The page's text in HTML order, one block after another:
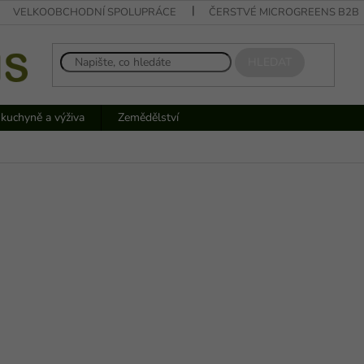
VELKOOBCHODNÍ SPOLUPRÁCE ČERSTVÉ MICROGREENS B2B
a výživa
Zemědělství